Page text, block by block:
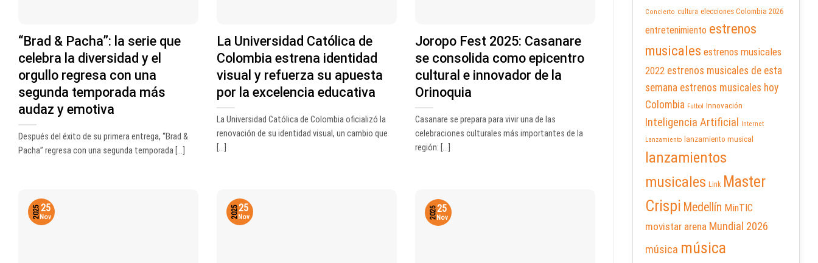
“Brad & Pacha”: la serie que
celebra la diversidad y el
orgullo regresa con una
segunda temporada más
audaz y emotiva
Después del éxito de su primera entrega, “Brad &
Pacha” regresa con una segunda temporada [...]
La Universidad Católica de
Colombia estrena identidad
visual y refuerza su apuesta
por la excelencia educativa
La Universidad Católica de Colombia oficializó la
renovación de su identidad visual, un cambio que
[...]
Joropo Fest 2025: Casanare
se consolida como epicentro
cultural e innovador de la
Orinoquia
Casanare se prepara para vivir una de las
celebraciones culturales más importantes de la
región: [...]
25
Nov
2025 25
Nov
2025 25
Nov
2025
Concierto cultura elecciones Colombia 2026
entretenimiento estrenos
musicales estrenos musicales
2022 estrenos musicales de esta
semana estrenos musicales hoy
Colombia Futbol Innovación
Inteligencia Artificial
Internet
Lanzamiento
lanzamiento musical
lanzamientos
musicales Link Master
Crispi Medellín MinTIC
movistar arena Mundial 2026
música música